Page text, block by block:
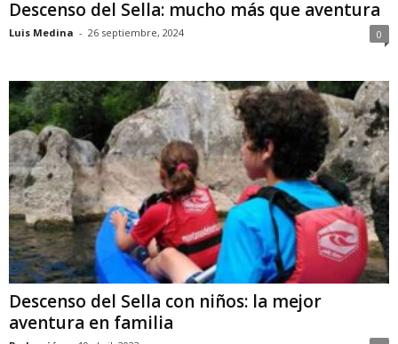
Descenso del Sella: mucho más que aventura
Luis Medina - 26 septiembre, 2024 0
Descenso del Sella con niños: la mejor
aventura en familia